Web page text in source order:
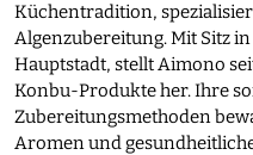
Küchentradition,
Algenzubereitung. Mit Sitz
Hauptstadt, stellt Aimono
Konbu-Produkte her. Ihre
Zubereitungsmethoden
Aromen und